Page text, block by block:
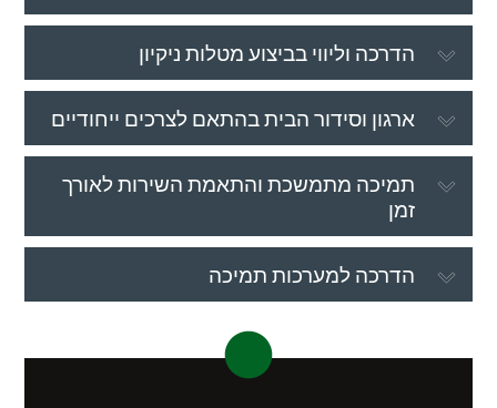
הדרכה וליווי בביצוע מטלות ניקיון
ארגון וסידור הבית בהתאם לצרכים ייחודיים
תמיכה מתמשכת והתאמת השירות לאורך
זמן
הדרכה למערכות תמיכה